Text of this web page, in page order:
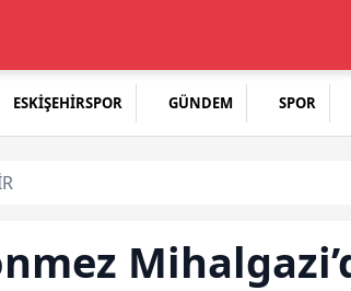
ESKİŞEHİRSPOR GÜNDEM SPOR